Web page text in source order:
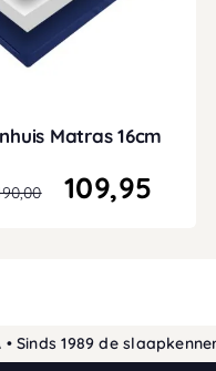
Matras 16cm
109,95
1989 de slaapkenner •